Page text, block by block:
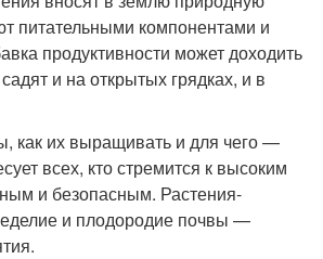
питательными компонентами и
продуктивности может доходить
и на открытых грядках, и в
как их выращивать и для чего —
всех, кто стремится к высоким
и безопасным. Растения-
и плодородие почвы —